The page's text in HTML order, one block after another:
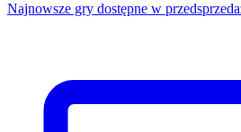
Najnowsze gry dostępne w